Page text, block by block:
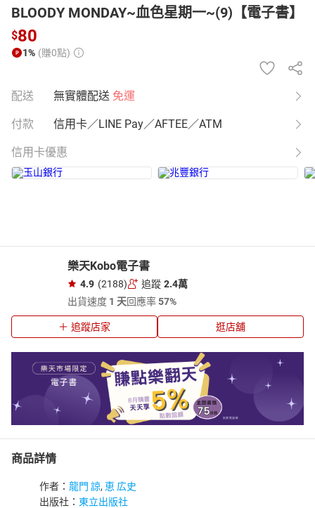
BLOODY MONDAY~血色星期一~(9)【電子書】
$80
1% (賺0點)
配送 無實體配送 免運
付款 信用卡／LINE Pay／AFTEE／ATM
信用卡優惠
樂天Kobo電子書
4.9 (2188) 追蹤 2.4萬
出貨速度 1 天回應率57%
追蹤店家 逛店舖
商品詳情
作者： 龍門 諒, 恵 広史
出版社： 東立出版社